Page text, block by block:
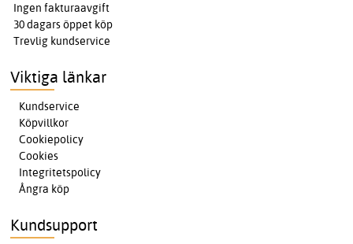
Ingen fakturaavgift
30 dagars öppet köp
Trevlig kundservice
Viktiga länkar
Kundservice
Köpvillkor
Cookiepolicy
Cookies
Integritetspolicy
Ångra köp
Kundsupport